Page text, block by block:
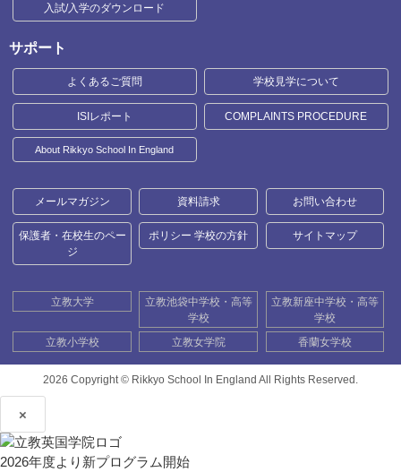
入試/入学のダウンロード
サポート
よくあるご質問 学校見学について
ISIレポート COMPLAINTS PROCEDURE
About Rikkyo School In England
メールマガジン 資料請求 お問い合わせ
保護者・在校生のペー
ジ
ポリシー 学校の方針 サイトマップ
立教大学
立教池袋中学校・高等
学校
立教新座中学校・高等
学校
立教小学校
立教女学院 香蘭女学校
2026 Copyright © Rikkyo School In England All Rights Reserved.
×
2026年度より新プログラム開始